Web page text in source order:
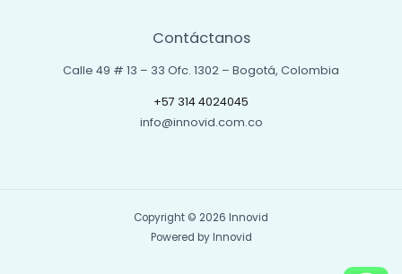
Contáctanos
Calle 49 # 13 – 33 Ofc. 1302 – Bogotá, Colombia
+57 314 4024045
info@innovid.com.co
Copyright © 2026 Innovid
Powered by Innovid